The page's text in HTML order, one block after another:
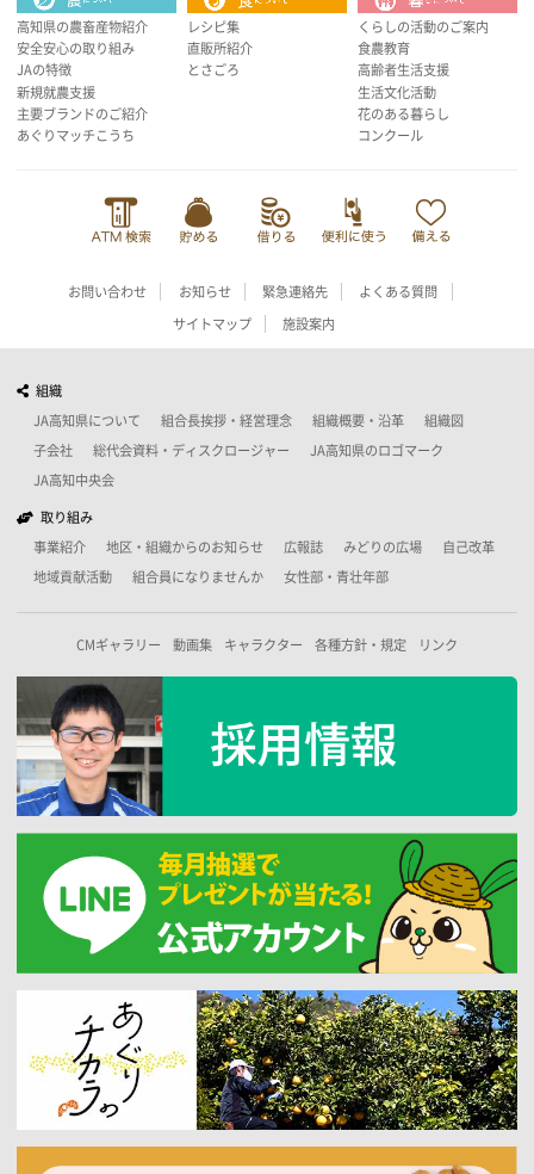
高知県の農畜産物紹介
安全安心の取り組み
JAの特徴
新規就農支援
主要ブランドのご紹介
あぐりマッチこうち
レシピ集
直販所紹介
とさごろ
くらしの活動のご案内
食農教育
高齢者生活支援
生活文化活動
花のある暮らし
コンクール
お問い合わせ お知らせ 緊急連絡先 よくある質問
サイトマップ 施設案内
組織
JA高知県について 組合長挨拶・経営理念 組織概要・沿革 組織図
子会社 総代会資料・ディスクロージャー JA高知県のロゴマーク
JA高知中央会
取り組み
事業紹介 地区・組織からのお知らせ 広報誌 みどりの広場 自己改革
地域貢献活動 組合員になりませんか 女性部・青壮年部
CMギャラリー 動画集 キャラクター 各種方針・規定 リンク